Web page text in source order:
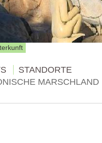
STANDORTE
MARSCHLAND